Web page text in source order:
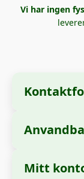
Vi har ingen
SRL
Mitt